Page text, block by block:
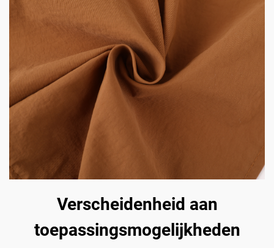
Verscheidenheid aan
toepassingsmogelijkheden